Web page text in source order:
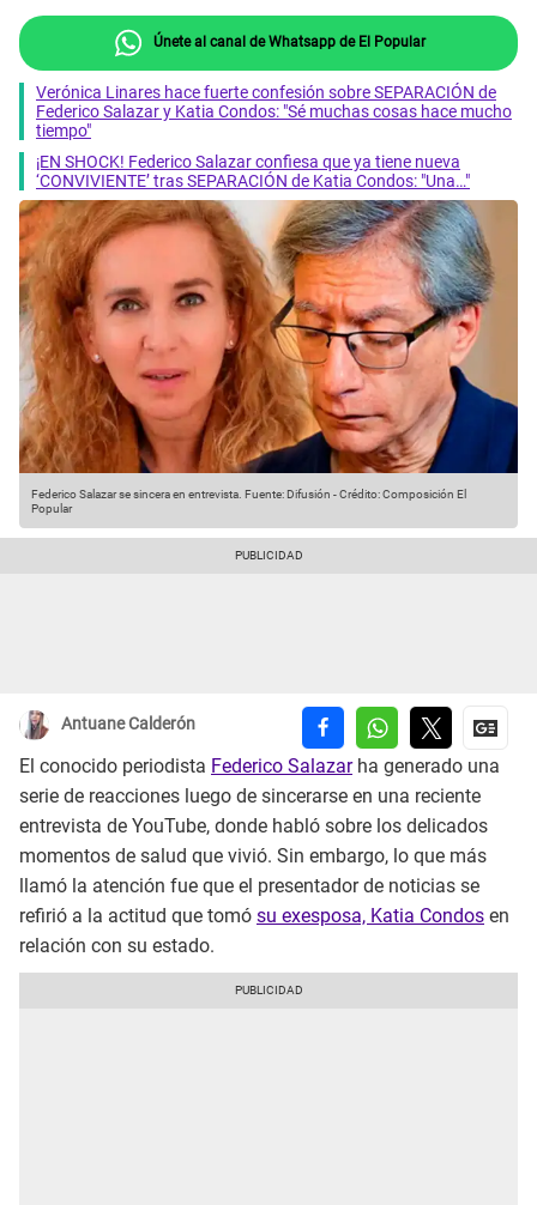
Únete al canal de Whatsapp de El Popular
Verónica Linares hace fuerte confesión sobre SEPARACIÓN de
Federico Salazar y Katia Condos: "Sé muchas cosas hace mucho
tiempo"
¡EN SHOCK! Federico Salazar confiesa que ya tiene nueva
‘CONVIVIENTE’ tras SEPARACIÓN de Katia Condos: "Una…"
Federico Salazar se sincera en entrevista. Fuente: Difusión -Crédito: Composición El
Popular
Antuane Calderón
El conocido periodista Federico Salazarha generado una
serie de reacciones luego de sincerarse en una reciente
entrevista de YouTube, donde habló sobre los delicados
momentos de salud que vivió. Sin embargo, lo que más
llamó la atención fue que el presentador de noticias se
refirió a la actitud que tomó su exesposa, Katia Condos en
relación con su estado.